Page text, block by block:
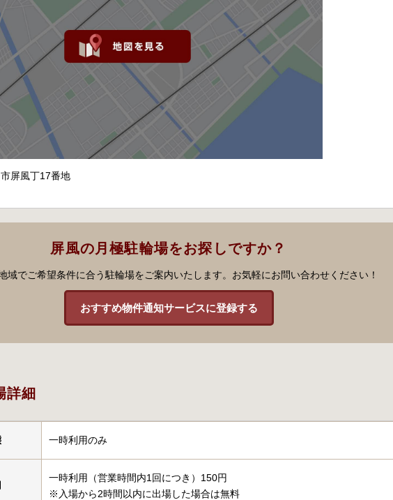
屏風丁17番地
屏風の月極駐輪場をお探しですか？
域でご希望条件に合う駐輪場をご案内いたします。お気軽にお問い合わせください！
おすすめ物件通知サービスに登録する
詳細
一時利用のみ
一時利用（営業時間内1回につき）150円
※入場から2時間以内に出場した場合は無料